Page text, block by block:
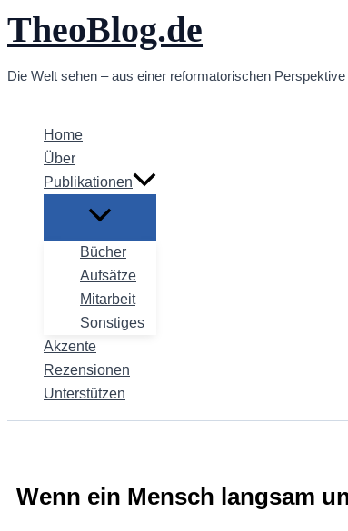
Zum
Inhalt
TheoBlog.de
Die Welt sehen – aus einer reformatorischen Perspektive
Home
Über
Publikationen
Bücher
Aufsätze
Mitarbeit
Sonstiges
Akzente
Rezensionen
Unterstützen
Wenn ein Mensch langsam